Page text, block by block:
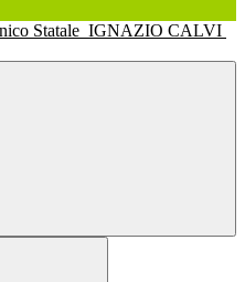
Statale IGNAZIO CALVI